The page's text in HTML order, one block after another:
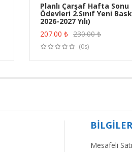
ÜRÜN SATIN AL
Planlı Çarşaf Hafta Sonu
Ödevleri 2.Sınıf Yeni
2026-2027 Yılı)
207.00 ₺ 230.00₺
(0s)
BİLGİLER
Mesafeli